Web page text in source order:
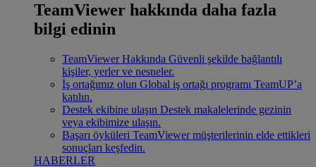
TeamViewer hakkında daha fazla
bilgi edinin
TeamViewer Hakkında Güvenli şekilde bağlantılı
kişiler, yerler ve nesneler.
İş ortağımız olun Global iş ortağı programı TeamUP’a
katılın.
Destek ekibine ulaşın Destek makalelerinde gezinin
veya ekibimize ulaşın.
Başarı öyküleri TeamViewer müşterilerinin elde ettikleri
sonuçları keşfedin.
HABERLER